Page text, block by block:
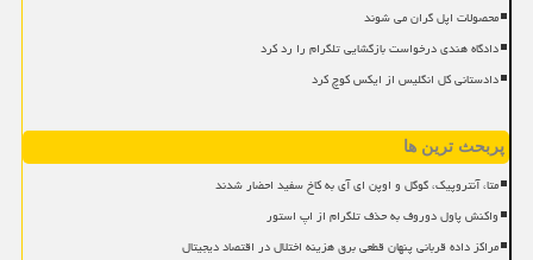
محصولات اپل گران می شوند
دادگاه هندی درخواست بازگشایی تلگرام را رد کرد
دادستانی کل انگلیس از ایکس کوچ کرد
پربحث ترین ها
متا، آنتروپیک، گوگل و اوپن ای آی به کاخ سفید احضار شدند
واکنش پاول دوروف به حذف تلگرام از اپ استور
مراکز داده قربانی پنهان قطعی برق هزینه اختلال در اقتصاد دیجیتال